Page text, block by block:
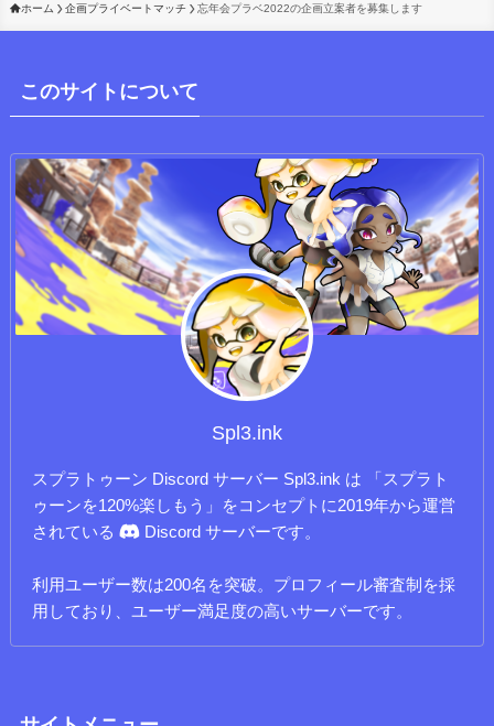
ホーム 企画プライベートマッチ 忘年会プラベ2022の企画立案者を募集します
このサイトについて
Spl3.ink
スプラトゥーン Discord サーバー Spl3.ink は 「スプラト
ゥーンを120%楽しもう」をコンセプトに2019年から運営
されている
Discord サーバーです。
利用ユーザー数は200名を突破。プロフィール審査制を採
用しており、ユーザー満足度の高いサーバーです。